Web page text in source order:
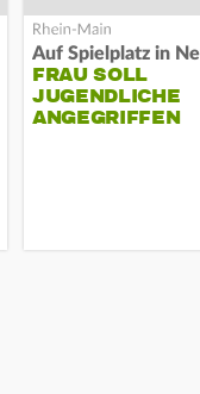
FRAU SOLL
JUGENDLICHE
ANGEGRIFFEN